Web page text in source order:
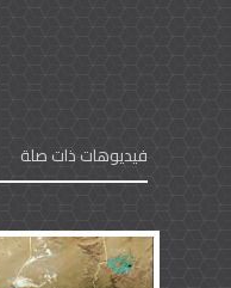
فيديوهات ذات صلة